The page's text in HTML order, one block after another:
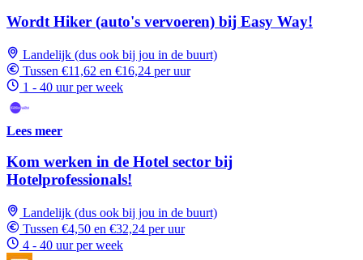
Wordt Hiker (auto's vervoeren) bij Easy Way!
Landelijk (dus ook bij jou in de buurt)
Tussen €11,62 en €16,24 per uur
1 - 40 uur per week
Lees meer
Kom werken in de Hotel sector bij
Hotelprofessionals!
Landelijk (dus ook bij jou in de buurt)
Tussen €4,50 en €32,24 per uur
4 - 40 uur per week